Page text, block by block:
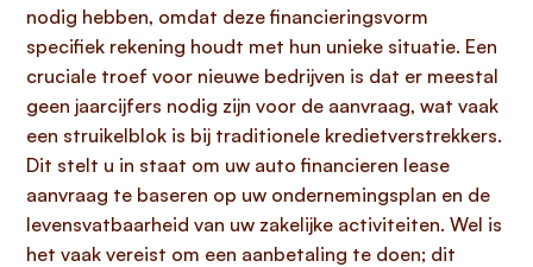
nodig hebben, omdat deze financieringsvorm
specifiek rekening houdt met hun unieke situatie. Een
cruciale troef voor nieuwe bedrijven is dat er meestal
geen jaarcijfers nodig zijn voor de aanvraag, wat vaak
een struikelblok is bij traditionele kredietverstrekkers.
Dit stelt u in staat om uw auto financieren lease
aanvraag te baseren op uw ondernemingsplan en de
levensvatbaarheid van uw zakelijke activiteiten. Wel is
het vaak vereist om een aanbetaling te doen; dit